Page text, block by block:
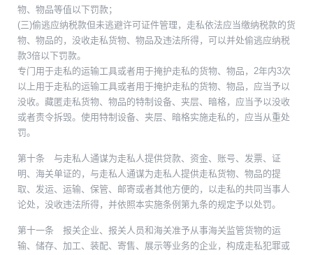
物、物品等值以下罚款；
(三)偷逃应纳税款但未逃避许可证件管理，走私依法应当缴纳税款的货
物、物品的，没收走私货物、物品及违法所得，可以并处偷逃应纳税
款3倍以下罚款。
专门用于走私的运输工具或者用于掩护走私的货物、物品，2年内3次
以上用于走私的运输工具或者用于掩护走私的货物、物品，应当予以
没收。藏匿走私货物、物品的特制设备、夹层、暗格，应当予以没收
或者责令拆毁。使用特制设备、夹层、暗格实施走私的，应当从重处
罚。
第十条 与走私人通谋为走私人提供贷款、资金、账号、发票、证
明、海关单证的，与走私人通谋为走私人提供走私货物、物品的提
取、发运、运输、保管、邮寄或者其他方便的，以走私的共同当事人
论处，没收违法所得，并依照本实施条例第九条的规定予以处罚。
第十一条 报关企业、报关人员和海关准予从事海关监管货物的运
输、储存、加工、装配、寄售、展示等业务的企业，构成走私犯罪或